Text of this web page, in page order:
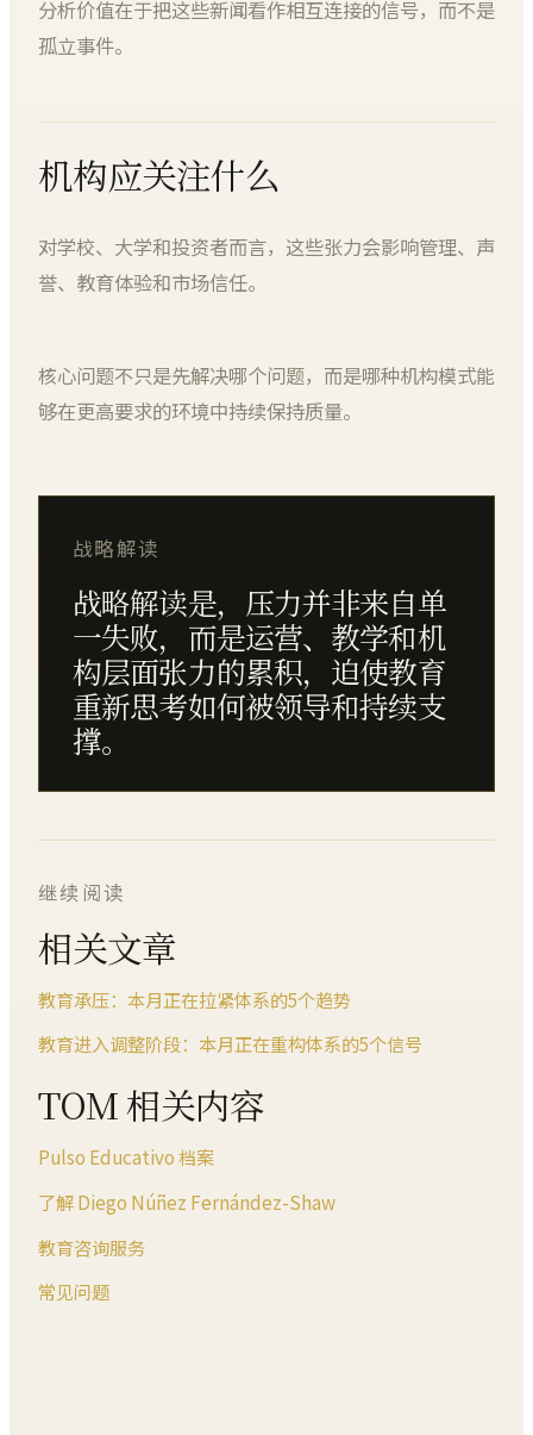
分析价值在于把这些新闻看作相互连接的信号，而不是
孤立事件。
机构应关注什么
对学校、大学和投资者而言，这些张力会影响管理、声
誉、教育体验和市场信任。
核心问题不只是先解决哪个问题，而是哪种机构模式能
够在更高要求的环境中持续保持质量。
战略解读
战略解读是，压力并非来自单
一失败，而是运营、教学和机
构层面张力的累积，迫使教育
重新思考如何被领导和持续支
撑。
继续阅读
相关文章
教育承压：本月正在拉紧体系的5个趋势
教育进入调整阶段：本月正在重构体系的5个信号
TOM 相关内容
Pulso Educativo 档案
了解 Diego Núñez Fernández-Shaw
教育咨询服务
常见问题